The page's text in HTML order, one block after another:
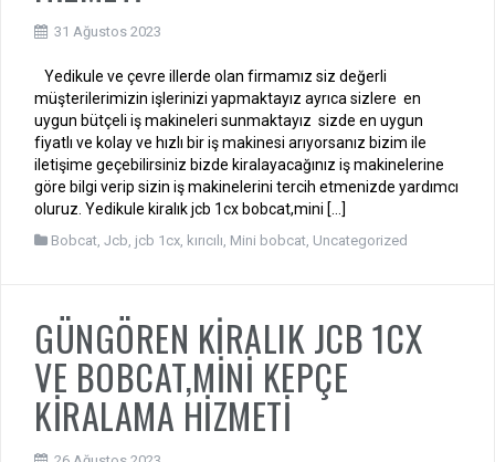
31 Ağustos 2023
Yedikule ve çevre illerde olan firmamız siz değerli
müşterilerimizin işlerinizi yapmaktayız ayrıca sizlere en
uygun bütçeli iş makineleri sunmaktayız sizde en uygun
fiyatlı ve kolay ve hızlı bir iş makinesi arıyorsanız bizim ile
iletişime geçebilirsiniz bizde kiralayacağınız iş makinelerine
göre bilgi verip sizin iş makinelerini tercih etmenizde yardımcı
oluruz. Yedikule kiralık jcb 1cx bobcat,mini […]
Bobcat Jcb jcb 1cx kırıcılı Mini bobcat Uncategorized
GÜNGÖREN KİRALIK JCB 1CX
VE BOBCAT,MİNİ KEPÇE
KİRALAMA HİZMETİ